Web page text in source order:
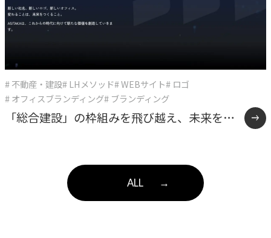
# 不動産・建設# LHメソッド# WEBサイト# ロゴ
# オフィスブランディング# ブランディング
「総合建設」の枠組みを飛び越え、未来をデ
学と「余白」を体現したASITAKAのリブラン
ALL →